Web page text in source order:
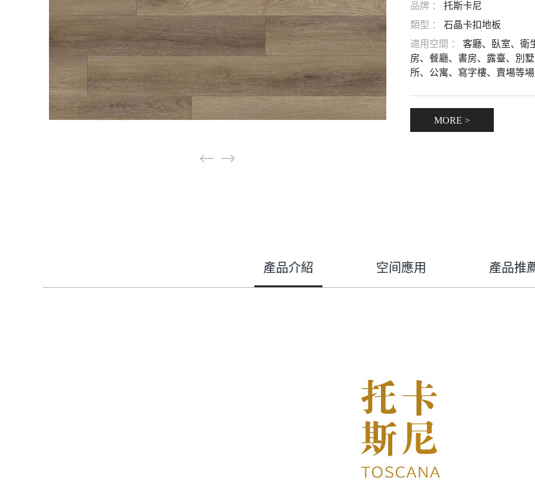
品牌 ：
托斯卡尼
類型 ：
石晶卡扣地板
適用空間 ：
客廳、臥室、衛
房、餐廳、書房、露臺、別
所、公寓、寫字樓、賣場等
MORE >
產品介紹 空间應用 產品推